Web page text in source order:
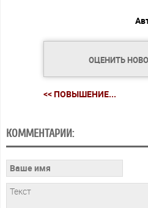
ОЦЕНИТЬ
<< ПОВЫШЕНИЕ...
КОММЕНТАРИИ: